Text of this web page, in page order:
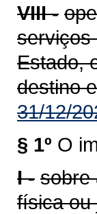
VIII -
serviços
Estado,
destino
31/12/
§ 1º O
I - sobre
física ou